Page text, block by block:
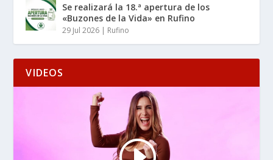
Se realizará la 18.ª apertura de los
«Buzones de la Vida» en Rufino
29 Jul 2026 | Rufino
VIDEOS